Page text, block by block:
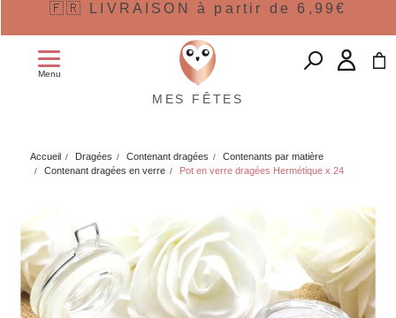
🇫🇷 LIVRAISON à partir de 6,99€
Menu
MES FÊTES
Accueil Dragées Contenant dragées
Contenants par matière
Contenant dragées en verre
Pot en verre dragées Hermétique x 24